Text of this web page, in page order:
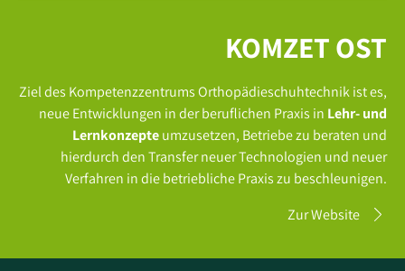
KOMZET OST
Ziel des Kompetenzzentrums Orthopädieschuhtechnik ist es,
neue Entwicklungen in der beruflichen Praxis in Lehr- und
Lernkonzepteumzusetzen, Betriebe zu beraten und
hierdurch den Transfer neuer Technologien und neuer
Verfahren in die betriebliche Praxis zu beschleunigen.
Zur Website